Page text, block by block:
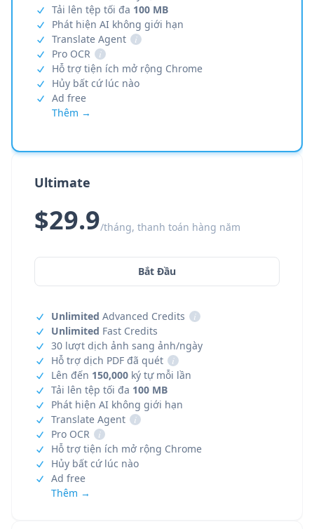
Tải lên tệp tối đa 100 MB
Phát hiện AI không giới hạn
Translate Agent
i
Pro OCR
i
Hỗ trợ tiện ích mở rộng Chrome
Hủy bất cứ lúc nào
Ad free
Thêm →
Ultimate
$29.9/tháng, thanh toán hàng năm
Bắt Đầu
Unlimited Advanced Credits
i
Unlimited Fast Credits
30 lượt dịch ảnh sang ảnh/ngày
Hỗ trợ dịch PDF đã quét
i
Lên đến 150,000 ký tự mỗi lần
Tải lên tệp tối đa 100 MB
Phát hiện AI không giới hạn
Translate Agent
i
Pro OCR
i
Hỗ trợ tiện ích mở rộng Chrome
Hủy bất cứ lúc nào
Ad free
Thêm →